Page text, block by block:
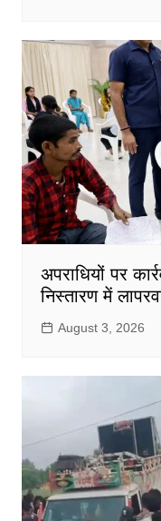
अपराधियों पर
निस्तारण में
August 3, 2026